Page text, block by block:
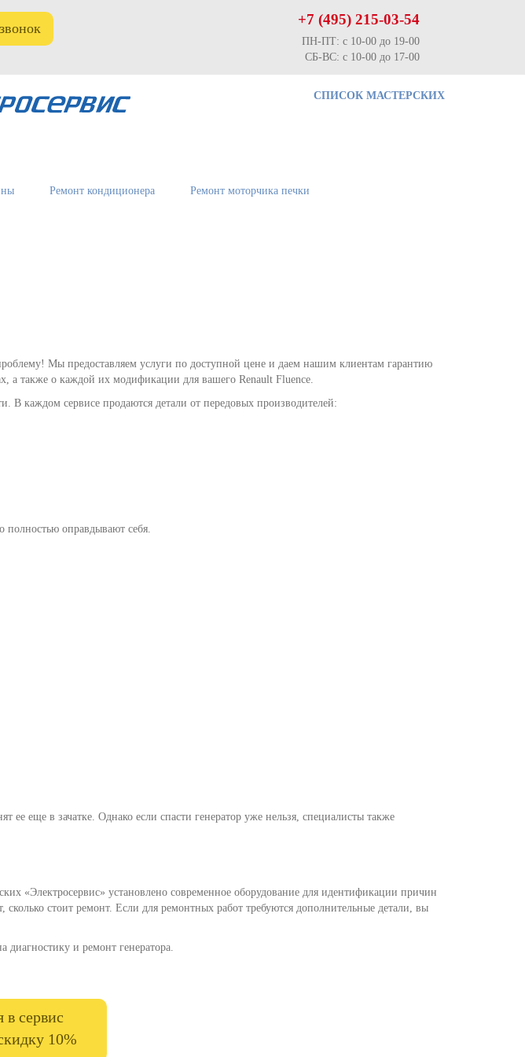
+7 (495) 215-03-54
ПН-ПТ: с 10-00 до 19-00
СБ-ВС: с 10-00 до 17-00
СПИСОК МАСТЕРСКИХ
Ремонт кондиционера Ремонт моторчика печки
Мы предоставляем услуги по доступной цене и даем нашим клиентам гарантию
а также о каждой их модификации для вашего Renault Fluence.
В каждом сервисе продаются детали от передовых производителей:
полностью оправдывают себя.
ее еще в зачатке. Однако если спасти генератор уже нельзя, специалисты также
«Электросервис» установлено современное оборудование для идентификации причин
стоит ремонт. Если для ремонтных работ требуются дополнительные детали, вы
диагностику и ремонт генератора.
в сервис
10%